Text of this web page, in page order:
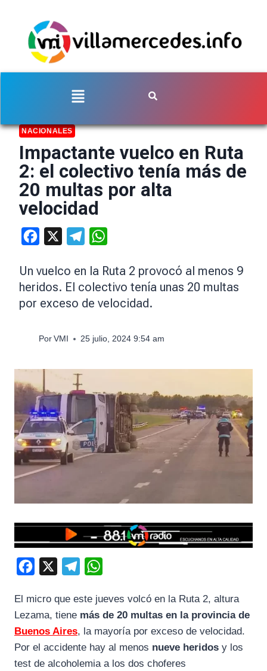
NACIONALES
Impactante vuelco en Ruta
2: el colectivo tenía más de
20 multas por alta
velocidad
Facebook Telegram
Un vuelco en la Ruta 2 provocó al menos 9
heridos. El colectivo tenía unas 20 multas
por exceso de velocidad.
Por VMI 25 julio, 2024 9:54 am
c
e
b
l
e
g
a
t
s
El micro que este jueves volcó en la Ruta 2, altura
Lezama, tiene más de 20 multas en la provincia de
Buenos Aires, la mayoría por exceso de velocidad.
Por el accidente hay al menos nueve heridos y los
test de alcoholemia a los dos choferes